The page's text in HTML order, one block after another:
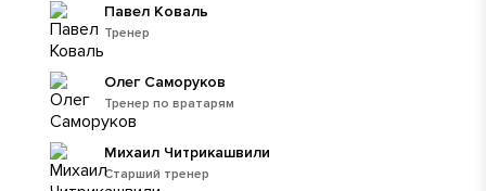
Тренер
Павел Коваль
Тренер по вратарям
Олег Саморуков
Старший тренер
Михаил Читрикашвили